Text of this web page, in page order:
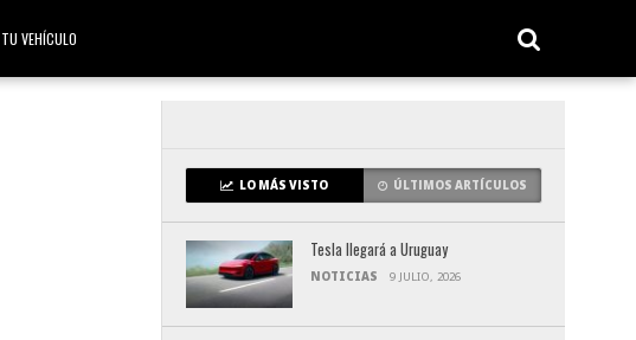
VEHÍCULO
LO MÁS VISTO ÚLTIMOS ARTÍCULOS
Tesla llegará a Uruguay
NOTICIAS 9 JULIO, 2026